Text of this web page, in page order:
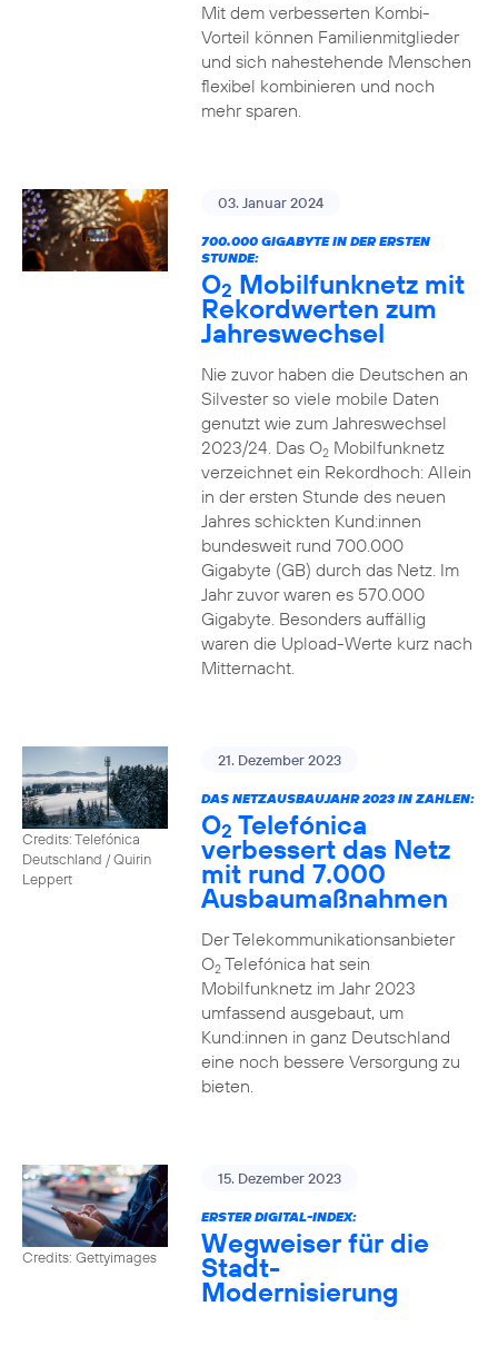
Mit dem verbesserten Kombi-
Vorteil können Familienmitglieder
und sich nahestehende Menschen
flexibel kombinieren und noch
mehr sparen.
03. Januar 2024
700.000 GIGABYTE IN DER ERSTEN
STUNDE:
O2 Mobilfunknetz mit
Rekordwerten zum
Jahreswechsel
Nie zuvor haben die Deutschen an
Silvester so viele mobile Daten
genutzt wie zum Jahreswechsel
2023/24. Das O2Mobilfunknetz
verzeichnet ein Rekordhoch: Allein
in der ersten Stunde des neuen
Jahres schickten Kund:innen
bundesweit rund 700.000
Gigabyte (GB) durch das Netz. Im
Jahr zuvor waren es 570.000
Gigabyte. Besonders auffällig
waren die Upload-Werte kurz nach
Mitternacht.
Credits: Telefónica
Deutschland / Quirin
Leppert
21. Dezember 2023
DAS NETZAUSBAUJAHR 2023 IN ZAHLEN:
O2 Telefónica
verbessert das Netz
mit rund 7.000
Ausbaumaßnahmen
Der Telekommunikationsanbieter
O2Telefónica hat sein
Mobilfunknetz im Jahr 2023
umfassend ausgebaut, um
Kund:innen in ganz Deutschland
eine noch bessere Versorgung zu
bieten.
Credits: Gettyimages
15. Dezember 2023
ERSTER DIGITAL-INDEX:
Wegweiser für die
Stadt-
Modernisierung